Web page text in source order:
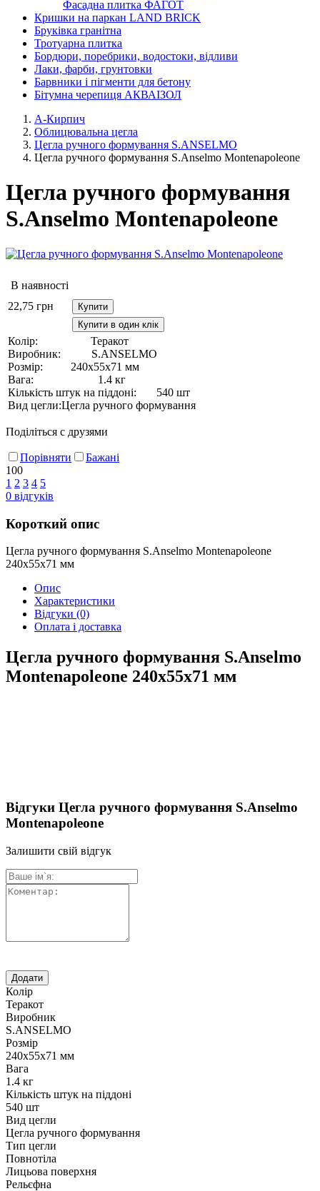
Фасадна плитка ФАГОТ
Кришки на паркан LAND BRICK
Бруківка гранітна
Тротуарна плитка
Бордюри, поребрики, водостоки, відливи
Лаки, фарби, грунтовки
Барвники і пігменти для бетону
Бітумна черепиця АКВАІЗОЛ
А-Кирпич
Облицювальна цегла
Цегла ручного формування S.ANSELMO
Цегла ручного формування S.Anselmo Montenapoleone
Цегла ручного формування
S.Anselmo Montenapoleone
В наявності
22,75 грн
Купити
Купити в один клік
Колір:
Теракот
Виробник:
S.ANSELMO
Розмір:
240х55х71 мм
Вага:
1.4 кг
Кількість штук на піддоні:
540 шт
Вид цегли:Цегла ручного формування
Поділіться с друзями
Порівняти
Бажані
100
1 2 3 4 5
0 відгуків
Короткий опис
Цегла ручного формування S.Anselmo Montenapoleone
240х55х71 мм
Опис
Характеристики
Відгуки (0)
Оплата і доставка
Цегла ручного формування S.Anselmo
Montenapoleone 240х55х71 мм
Відгуки Цегла ручного формування S.Anselmo
Montenapoleone
Залишити свій відгук
Колір
Теракот
Виробник
S.ANSELMO
Розмір
240х55х71 мм
Вага
1.4 кг
Кількість штук на піддоні
540 шт
Вид цегли
Цегла ручного формування
Тип цегли
Повнотіла
Лицьова поверхня
Рельєфна